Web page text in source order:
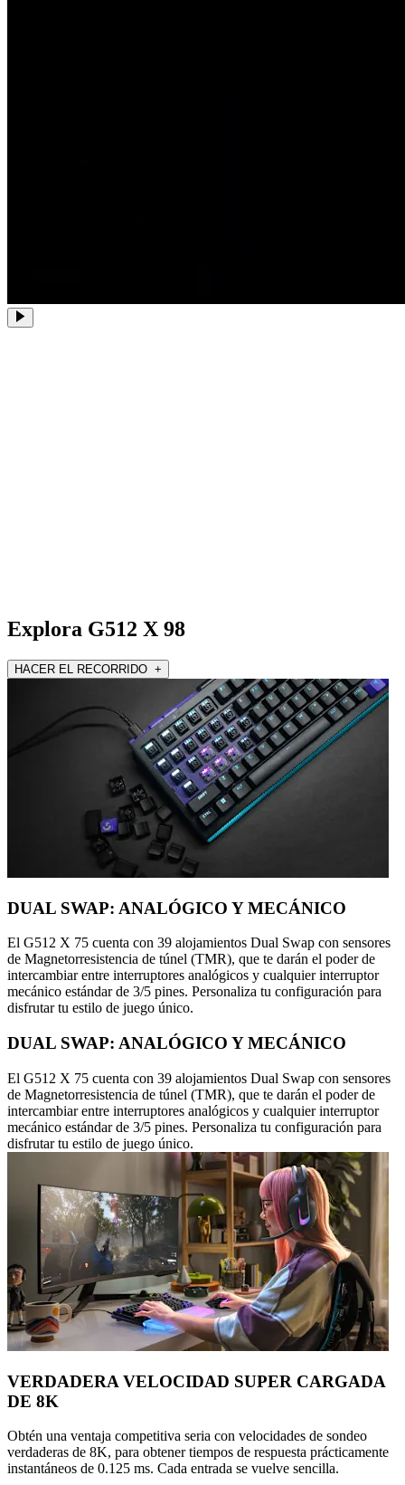
Explora G512 X 98
HACER EL RECORRIDO +
DUAL SWAP: ANALÓGICO Y MECÁNICO
El G512 X 75 cuenta con 39 alojamientos Dual Swap con sensores
de Magnetorresistencia de túnel (TMR), que te darán el poder de
intercambiar entre interruptores analógicos y cualquier interruptor
mecánico estándar de 3/5 pines. Personaliza tu configuración para
disfrutar tu estilo de juego único.
DUAL SWAP: ANALÓGICO Y MECÁNICO
El G512 X 75 cuenta con 39 alojamientos Dual Swap con sensores
de Magnetorresistencia de túnel (TMR), que te darán el poder de
intercambiar entre interruptores analógicos y cualquier interruptor
mecánico estándar de 3/5 pines. Personaliza tu configuración para
disfrutar tu estilo de juego único.
VERDADERA VELOCIDAD SUPER CARGADA
DE 8K
Obtén una ventaja competitiva seria con velocidades de sondeo
verdaderas de 8K, para obtener tiempos de respuesta prácticamente
instantáneos de 0.125 ms. Cada entrada se vuelve sencilla.